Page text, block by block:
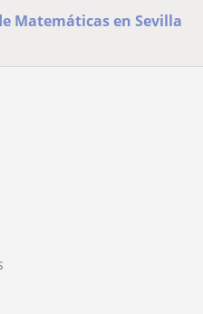
Matemáticas en Sevilla